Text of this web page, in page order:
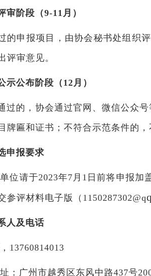
审阶段 （9-11月）
的申报项目，由协会秘书处组织
评审意见。
示公布阶段 （12月）
过的，协会通过官网、微信公众
牌匾和证书；不符合示范条件的，
申报要求
位请于2023年7月1日前将申报加
参评材料电子版（1150287302@q
人及电话
13760814013
：广州市越秀区东风中路437号